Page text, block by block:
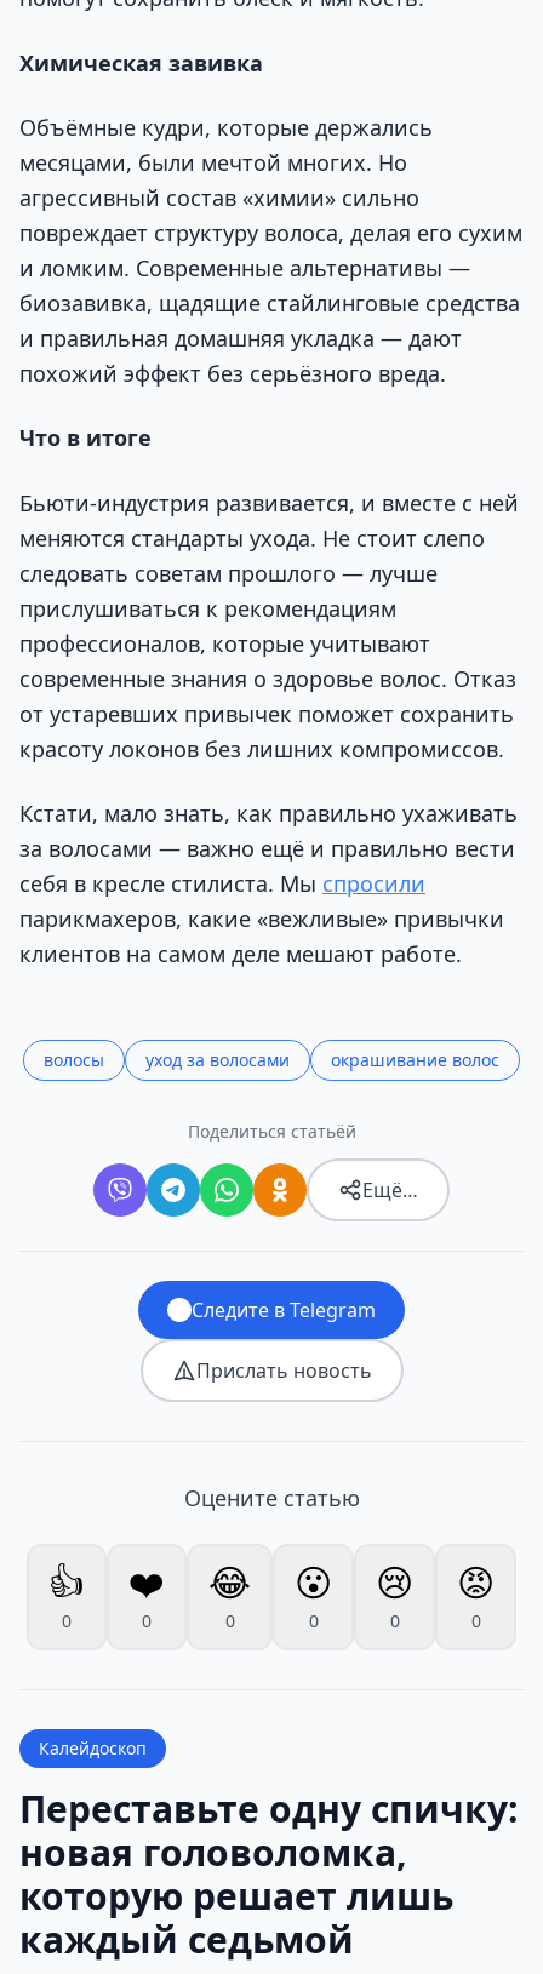
Химическая завивка
Объёмные кудри, которые держались
месяцами, были мечтой многих. Но
агрессивный состав «химии» сильно
повреждает структуру волоса, делая его сухим
и ломким. Современные альтернативы —
биозавивка, щадящие стайлинговые средства
и правильная домашняя укладка — дают
похожий эффект без серьёзного вреда.
Что в итоге
Бьюти-индустрия развивается, и вместе с ней
меняются стандарты ухода. Не стоит слепо
следовать советам прошлого — лучше
прислушиваться к рекомендациям
профессионалов, которые учитывают
современные знания о здоровье волос. Отказ
от устаревших привычек поможет сохранить
красоту локонов без лишних компромиссов.
Кстати, мало знать, как правильно ухаживать
за волосами — важно ещё и правильно вести
себя в кресле стилиста. Мы спросили
парикмахеров, какие «вежливые» привычки
клиентов на самом деле мешают работе.
волосы уход за волосами окрашивание волос
Поделиться статьёй
Ещё…
Следите в Telegram
Прислать новость
Оцените статью
👍
0
❤️
0
😂
0
😮
0
😢
0
😡
0
Калейдоскоп
Переставьте одну спичку:
новая головоломка,
которую решает лишь
каждый седьмой